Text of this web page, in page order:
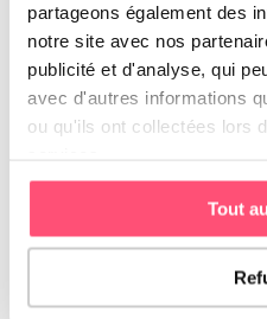
partageons également des
notre site avec nos
publicité et d'analyse, qui
avec d'autres informations
ou qu'ils ont collectées lors
Tout